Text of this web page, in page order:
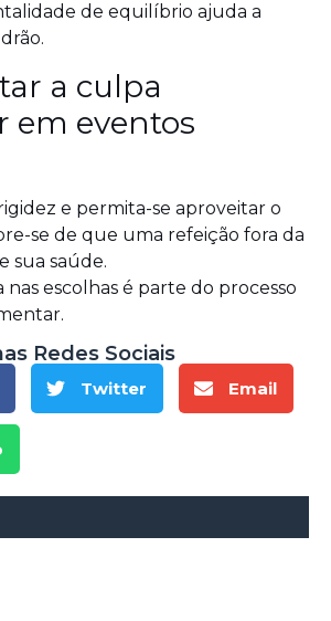
de equilíbrio ajuda a
a culpa
em eventos
e permita-se aproveitar o
se de que uma refeição fora da
sua saúde.
nas escolhas é parte do processo
Redes Sociais
Twitter Email